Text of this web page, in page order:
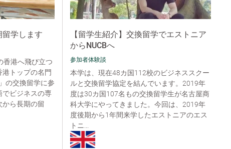
留学します
香港へ飛び立つ
トップの名門
の交換留学に参
でビジネスの専
から長期の留
【留学生紹介】交換留学でエストニア
からNUCBへ
参加者体験談
本学は、現在48カ国112校のビジネススクー
ルと交換留学協定を結んでいます。2019年
度は30カ国107名もの交換留学生が名古屋商
科大学にやってきました。今回は、2019年
度後期から1年間来学したエストニアのエス
トニ...